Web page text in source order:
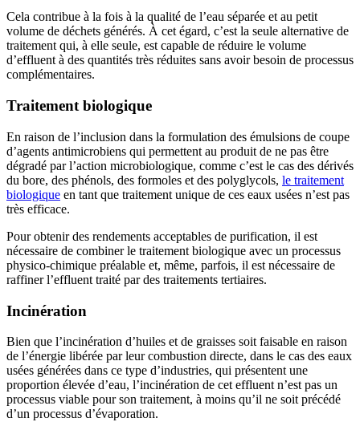
Cela contribue à la fois à la qualité de l’eau séparée et au petit
volume de déchets générés. À cet égard, c’est la seule alternative de
traitement qui, à elle seule, est capable de réduire le volume
d’effluent à des quantités très réduites sans avoir besoin de processus
complémentaires.
Traitement biologique
En raison de l’inclusion dans la formulation des émulsions de coupe
d’agents antimicrobiens qui permettent au produit de ne pas être
dégradé par l’action microbiologique, comme c’est le cas des dérivés
du bore, des phénols, des formoles et des polyglycols, le traitement
biologique en tant que traitement unique de ces eaux usées n’est pas
très efficace.
Pour obtenir des rendements acceptables de purification, il est
nécessaire de combiner le traitement biologique avec un processus
physico-chimique préalable et, même, parfois, il est nécessaire de
raffiner l’effluent traité par des traitements tertiaires.
Incinération
Bien que l’incinération d’huiles et de graisses soit faisable en raison
de l’énergie libérée par leur combustion directe, dans le cas des eaux
usées générées dans ce type d’industries, qui présentent une
proportion élevée d’eau, l’incinération de cet effluent n’est pas un
processus viable pour son traitement, à moins qu’il ne soit précédé
d’un processus d’évaporation.